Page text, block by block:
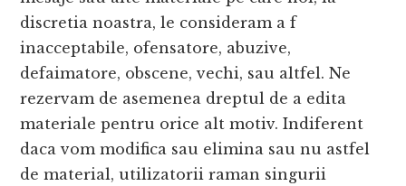
discretia noastra, le consideram a f
inacceptabile, ofensatore, abuzive,
defaimatore, obscene, vechi, sau altfel. Ne
rezervam de asemenea dreptul de a edita
materiale pentru orice alt motiv. Indiferent
daca vom modifica sau elimina sau nu astfel
de material, utilizatorii raman singurii